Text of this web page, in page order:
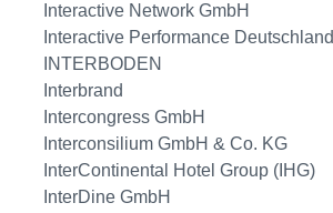
Interactive Network GmbH
Interactive Performance Deutschland
INTERBODEN
Interbrand
Intercongress GmbH
Interconsilium GmbH & Co. KG
InterContinental Hotel Group (IHG)
InterDine GmbH